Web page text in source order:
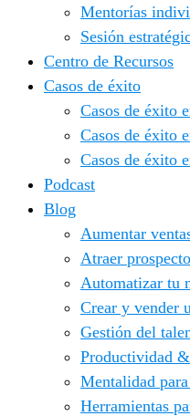
Mentorías
Sesión
Centro de Recursos
Casos de éxito
Casos de éxito
Casos de éxito
Casos de éxito
Podcast
Blog
Aumentar
Atraer
Automatizar tu
Crear y vender
Gestión del
Productividad
Mentalidad
Herramientas